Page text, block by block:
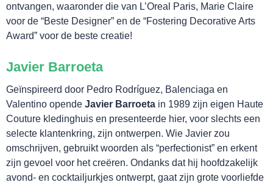
ontvangen, waaronder die van L’Oreal Paris, Marie Claire
voor de “Beste Designer” en de “Fostering Decorative Arts
Award” voor de beste creatie!
Javier Barroeta
Geïnspireerd door Pedro Rodríguez, Balenciaga en
Valentino opende Javier Barroeta in 1989 zijn eigen Haute
Couture kledinghuis en presenteerde hier, voor slechts een
selecte klantenkring, zijn ontwerpen. Wie Javier zou
omschrijven, gebruikt woorden als “perfectionist” en erkent
zijn gevoel voor het creëren. Ondanks dat hij hoofdzakelijk
avond- en cocktailjurkjes ontwerpt, gaat zijn grote voorliefde